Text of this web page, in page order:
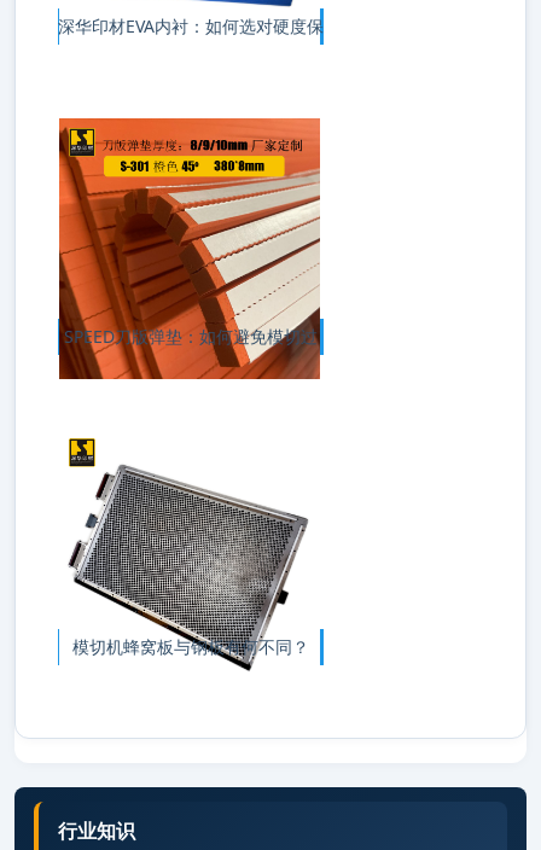
深华印材EVA内衬：如何选对硬度保
SPEED刀版弹垫：如何避免模切过
程
模切机蜂窝板与钢板有何不同？
行业知识